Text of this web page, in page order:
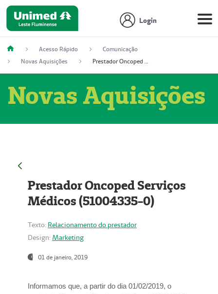
Login
Acesso Rápido
Comunicação
Novas Aquisições
Prestador Oncoped Serviços Médicos (51004335-0)
Novas Aquisições
Prestador Oncoped Serviços
Médicos (51004335-0)
Texto: Relacionamento do prestador
Design: Marketing
01 de janeiro, 2019
Informamos que, a partir do dia 01/02/2019, o